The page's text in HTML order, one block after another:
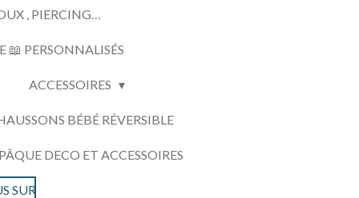
, PIERCING…
📖 PERSONNALISÉS
ACCESSOIRES
BÉBÉ RÉVERSIBLE
DECO ET ACCESSOIRES
SUR